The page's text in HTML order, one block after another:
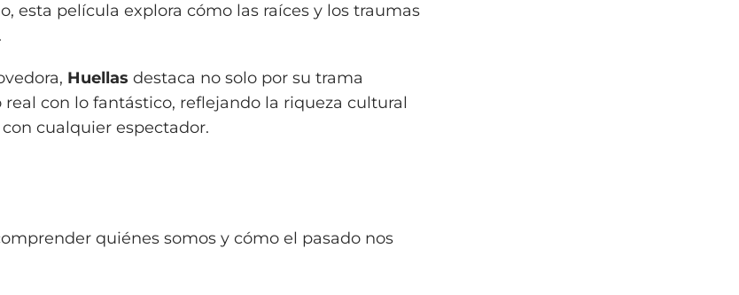
esta película explora cómo las raíces y los traumas
Huellas destaca no solo por su trama
con lo fantástico, reflejando la riqueza cultural
cualquier espectador.
quiénes somos y cómo el pasado nos